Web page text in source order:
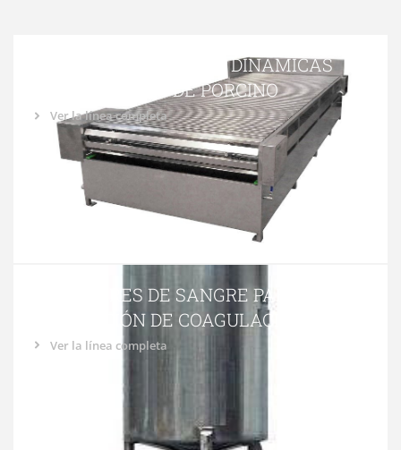
MESAS DE SANGRADO DINÁMICAS
PARA CANALES DE PORCINO
Ver la línea completa
AGITADORES DE SANGRE PARA
PREVENCIÓN DE COAGULACIÓN
Ver la línea completa